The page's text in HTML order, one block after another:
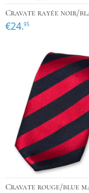
Cravate rayée noir/
€24.95
Cravate rouge/blue